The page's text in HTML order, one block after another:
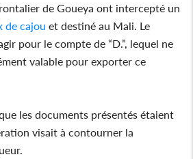
de Goueya ont intercepté un
de cajou et destiné au Mali. Le
pour le compte de “D.”, lequel ne
valable pour exporter ce
les documents présentés étaient
visait à contourner la